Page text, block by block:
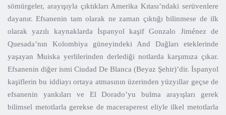
sömürgeler, arayışıyla çıktıkları Amerika Kıtası’ndaki serüvenlere
dayanır. Efsanenin tam olarak ne zaman çıktığı bilinmese de ilk
olarak yazılı kaynaklarda İspanyol kaşif Gonzalo Jiménez de
Quesada’nın Kolombiya güneyindeki And Dağları eteklerinde
yaşayan Muiska yerlilerinden derlediği notlarda karşımıza çıkar.
Efsanenin diğer ismi Ciudad De Blanca (Beyaz Şehir)’dir. İspanyol
kaşiflerin bu iddiayı ortaya atmasının üzerinden yüzyıllar geçse de
efsanenin yankıları ve El Dorado’yu bulma arayışları gerek
bilimsel metotlarla gerekse de maceraperest eliyle ilkel metotlarla